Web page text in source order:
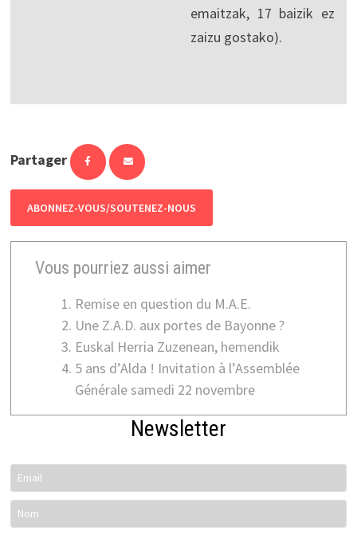
emaitzak, 17 baizik ez
zaizu gostako).
Partager
ABONNEZ-VOUS/SOUTENEZ-NOUS
Vous pourriez aussi aimer
Remise en question du M.A.E.
Une Z.A.D. aux portes de Bayonne ?
Euskal Herria Zuzenean, hemendik
5 ans d’Alda ! Invitation à l’Assemblée
Générale samedi 22 novembre
Newsletter